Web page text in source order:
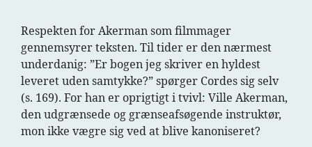
Respekten for Akerman som filmmager
gennemsyrer teksten. Til tider er den nærmest
underdanig: ”Er bogen jeg skriver en hyldest
leveret uden samtykke?” spørger Cordes sig selv
(s. 169). For han er oprigtigt i tvivl: Ville Akerman,
den udgrænsede og grænseafsøgende instruktør,
mon ikke vægre sig ved at blive kanoniseret?